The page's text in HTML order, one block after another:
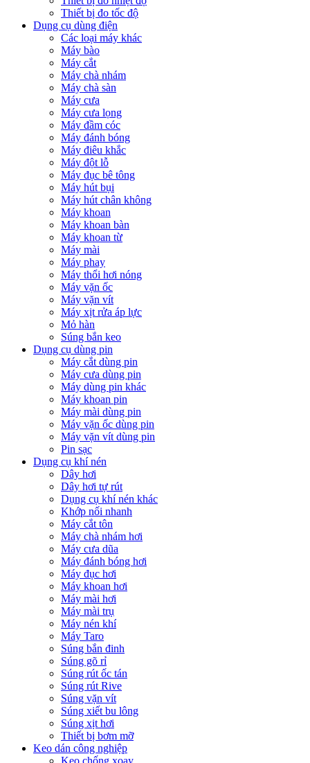
Thiết bị đo tốc độ
Dụng cụ dùng điện
Các loại máy khác
Máy bào
Máy cắt
Máy chà nhám
Máy chà sàn
Máy cưa
Máy cưa lọng
Máy đầm cóc
Máy đánh bóng
Máy điêu khắc
Máy đột lỗ
Máy đục bê tông
Máy hút bụi
Máy hút chân không
Máy khoan
Máy khoan bàn
Máy khoan từ
Máy mài
Máy phay
Máy thổi hơi nóng
Máy vặn ốc
Máy vặn vít
Máy xịt rửa áp lực
Mỏ hàn
Súng bắn keo
Dụng cụ dùng pin
Máy cắt dùng pin
Máy cưa dùng pin
Máy dùng pin khác
Máy khoan pin
Máy mài dùng pin
Máy vặn ốc dùng pin
Máy vặn vít dùng pin
Pin sạc
Dụng cụ khí nén
Dây hơi
Dây hơi tự rút
Dụng cụ khí nén khác
Khớp nối nhanh
Máy cắt tôn
Máy chà nhám hơi
Máy cưa dũa
Máy đánh bóng hơi
Máy đục hơi
Máy khoan hơi
Máy mài hơi
Máy mài trụ
Máy nén khí
Máy Taro
Súng bắn đinh
Súng gõ rỉ
Súng rút ốc tán
Súng rút Rive
Súng vặn vít
Súng xiết bu lông
Súng xịt hơi
Thiết bị bơm mỡ
Keo dán công nghiệp
Keo chống xoay